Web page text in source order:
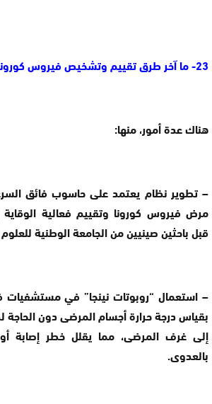
23- ما آخر طرق تقييم وتشخيص فيروس كورونا؟
هناك عدة أمور، منها:
– تطوير نظام يعتمد على حاسوب فائق السرعة
مرض فيروس كورونا وتقييم فعالية
قبل باحثين صينيين من الجامعة الوطنية للعلوم
– استعمال “روبوتات نينجا” في مستشفيات
بقياس درجة حرارة أجسام المرضى دون الحاجة
إلى غرف المرضى، مما يقلل خطر إصابة
بالعدوى.